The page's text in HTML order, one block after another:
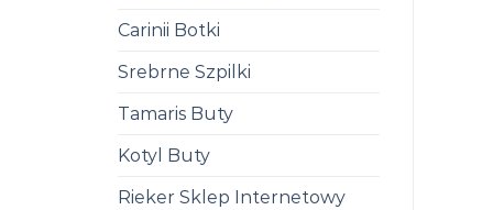
Carinii Botki
Srebrne Szpilki
Tamaris Buty
Kotyl Buty
Rieker Sklep Internetowy